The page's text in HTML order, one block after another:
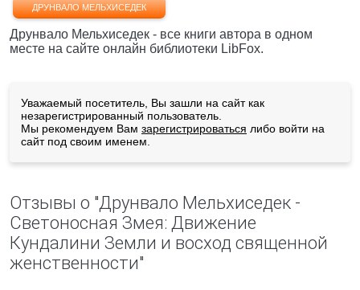
ДРУНВАЛО МЕЛЬХИСЕДЕК
Друнвало Мельхиседек - все книги автора в одном
месте на сайте онлайн библиотеки LibFox.
Уважаемый посетитель, Вы зашли на сайт как
незарегистрированный пользователь.
Мы рекомендуем Вам зарегистрироваться либо войти на
сайт под своим именем.
Отзывы о "Друнвало Мельхиседек -
Светоносная Змея: Движение
Кундалини Земли и восход священной
женственности"